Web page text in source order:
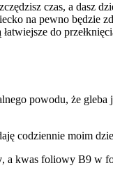
czas, a dasz
na pewno będzie
do
powodu, że gleba
codziennie moim
, a kwas foliowy B9 w